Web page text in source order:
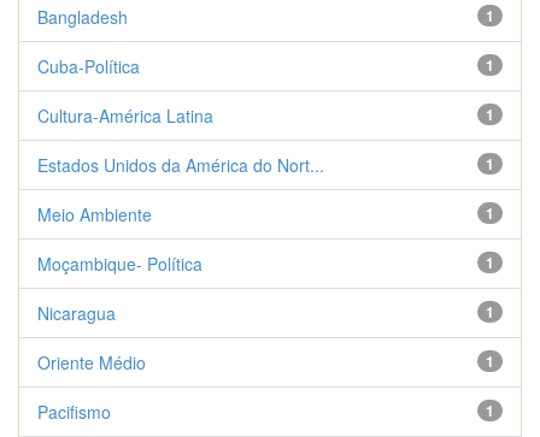
1
Bangladesh
1
Cuba-Política
1
Cultura-América Latina
1
Estados Unidos da América do Nort...
1
Meio Ambiente
1
Moçambique- Política
1
Nicaragua
1
Oriente Médio
1
Pacifismo